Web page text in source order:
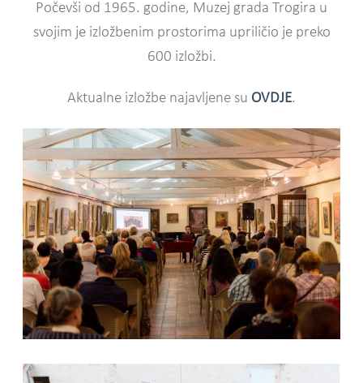
Počevši od 1965. godine, Muzej grada Trogira u
svojim je izložbenim prostorima upriličio je preko
600 izložbi.
Aktualne izložbe najavljene su OVDJE.